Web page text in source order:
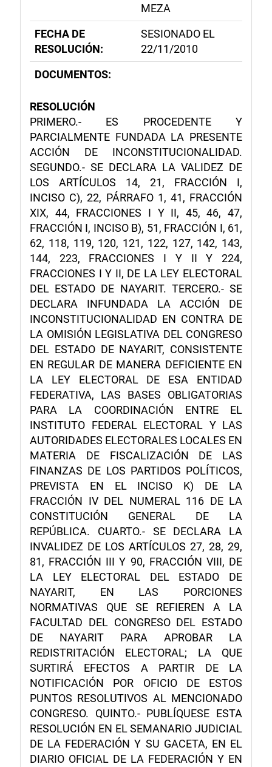
MEZA
FECHA DE
RESOLUCIÓN:
SESIONADO EL
22/11/2010
DOCUMENTOS:
RESOLUCIÓN
PRIMERO.- ES PROCEDENTE Y
PARCIALMENTE FUNDADA LA PRESENTE
ACCIÓN DE INCONSTITUCIONALIDAD.
SEGUNDO.- SE DECLARA LA VALIDEZ DE
LOS ARTÍCULOS 14, 21, FRACCIÓN I,
INCISO C), 22, PÁRRAFO 1, 41, FRACCIÓN
XIX, 44, FRACCIONES I Y II, 45, 46, 47,
FRACCIÓN I, INCISO B), 51, FRACCIÓN I, 61,
62, 118, 119, 120, 121, 122, 127, 142, 143,
144, 223, FRACCIONES I Y II Y 224,
FRACCIONES I Y II, DE LA LEY ELECTORAL
DEL ESTADO DE NAYARIT. TERCERO.- SE
DECLARA INFUNDADA LA ACCIÓN DE
INCONSTITUCIONALIDAD EN CONTRA DE
LA OMISIÓN LEGISLATIVA DEL CONGRESO
DEL ESTADO DE NAYARIT, CONSISTENTE
EN REGULAR DE MANERA DEFICIENTE EN
LA LEY ELECTORAL DE ESA ENTIDAD
FEDERATIVA, LAS BASES OBLIGATORIAS
PARA LA COORDINACIÓN ENTRE EL
INSTITUTO FEDERAL ELECTORAL Y LAS
AUTORIDADES ELECTORALES LOCALES EN
MATERIA DE FISCALIZACIÓN DE LAS
FINANZAS DE LOS PARTIDOS POLÍTICOS,
PREVISTA EN EL INCISO K) DE LA
FRACCIÓN IV DEL NUMERAL 116 DE LA
CONSTITUCIÓN GENERAL DE LA
REPÚBLICA. CUARTO.- SE DECLARA LA
INVALIDEZ DE LOS ARTÍCULOS 27, 28, 29,
81, FRACCIÓN III Y 90, FRACCIÓN VIII, DE
LA LEY ELECTORAL DEL ESTADO DE
NAYARIT, EN LAS PORCIONES
NORMATIVAS QUE SE REFIEREN A LA
FACULTAD DEL CONGRESO DEL ESTADO
DE NAYARIT PARA APROBAR LA
REDISTRITACIÓN ELECTORAL; LA QUE
SURTIRÁ EFECTOS A PARTIR DE LA
NOTIFICACIÓN POR OFICIO DE ESTOS
PUNTOS RESOLUTIVOS AL MENCIONADO
CONGRESO. QUINTO.- PUBLÍQUESE ESTA
RESOLUCIÓN EN EL SEMANARIO JUDICIAL
DE LA FEDERACIÓN Y SU GACETA, EN EL
DIARIO OFICIAL DE LA FEDERACIÓN Y EN